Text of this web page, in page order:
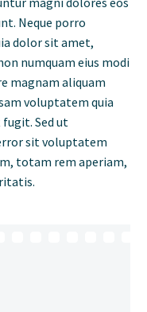
Neque porro
dolor sit amet,
numquam eius modi
magnam aliquam
voluptatem quia
Sed ut
sit voluptatem
totam rem aperiam,